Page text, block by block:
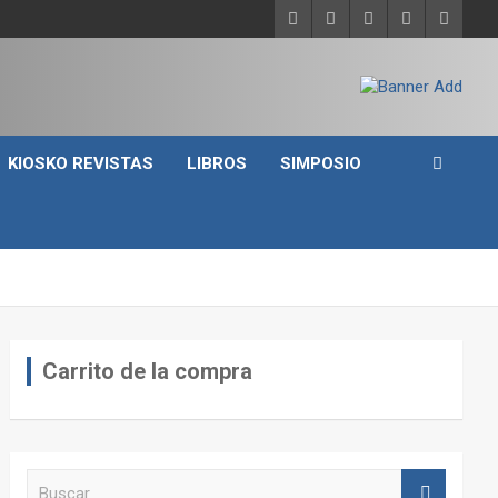
KIOSKO REVISTAS LIBROS SIMPOSIO
Carrito de la compra